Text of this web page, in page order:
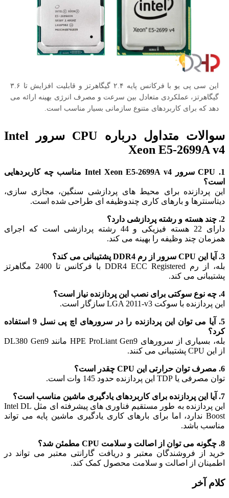
این سی پی یو با فرکانس پایه ۲.۴ گیگاهرتز و قابلیت افزایش تا ۳.۶
گیگاهرتز، عملکردی متعادل بین سرعت و مصرف انرژی بهینه ارائه می
دهد که برای کاربردهای متنوع سازمانی بسیار مناسب است.
سوالات متداول درباره CPU سرور Intel
Xeon E5-2699A v4
1. CPU سرور Intel Xeon E5-2699A v4 مناسب چه کاربردهایی
است؟
این پردازنده برای محیط های پردازشی سنگین، مجازی سازی،
دیتاسنترها و بارهای کاری چندوظیفه ای طراحی شده است.
2. چند هسته و رشته پردازشی دارد؟
دارای 22 هسته فیزیکی و 44 رشته پردازشی است که اجرای
همزمان چند وظیفه را بهینه می کند.
3. آیا این CPU سرور از رم DDR4 پشتیبانی می کند؟
بله، از رم DDR4 ECC Registered با فرکانس تا 2400 مگاهرتز
پشتیبانی می کند.
4. چه نوع سوکتی برای نصب این پردازنده نیاز است؟
این پردازنده با سوکت LGA 2011-v3 سازگار است.
5. آیا می توان این پردازنده را در سرورهای اچ پی نسل 9 استفاده
کرد؟
بله، بسیاری از سرورهای HPE ProLiant Gen9 مانند DL380 Gen9
از این CPU پشتیبانی می کنند.
6. مصرف توان حرارتی این CPU چقدر است؟
توان مصرفی یا TDP این پردازنده حدود 145 وات است.
7. آیا این پردازنده برای کاربردهای یادگیری ماشین مناسب است؟
این پردازنده به طور مستقیم فناوری های پیشرفته ای مثل Intel DL
Boost ندارد، اما برای بارهای کاری یادگیری ماشین پایه می تواند
مناسب باشد.
8. چگونه می توان از اصالت و سلامت CPU مطمئن شد؟
خرید از فروشندگان معتبر و دریافت گارانتی معتبر می تواند در
اطمینان از اصالت و سلامت محصول کمک کند.
کلام آخر